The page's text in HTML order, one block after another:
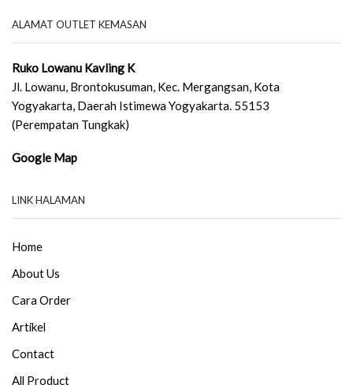
ALAMAT OUTLET KEMASAN
Ruko Lowanu Kavling K
Jl. Lowanu, Brontokusuman, Kec. Mergangsan, Kota
Yogyakarta, Daerah Istimewa Yogyakarta. 55153
(Perempatan Tungkak)
Google Map
LINK HALAMAN
Home
About Us
Cara Order
Artikel
Contact
All Product